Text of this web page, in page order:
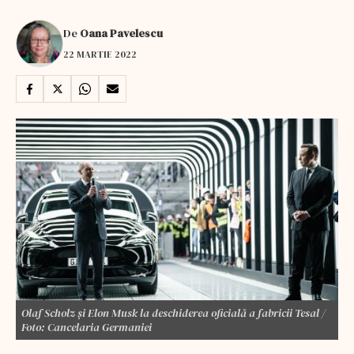
De Oana Pavelescu
22 MARTIE 2022
Olaf Scholz și Elon Musk la deschiderea oficială a fabricii Tesal /
Foto: Cancelaria Germaniei